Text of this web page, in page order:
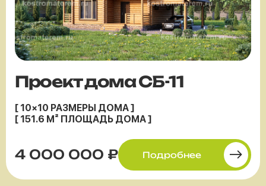
Проект дома СБ-11
[ 10×10 РАЗМЕРЫ ДОМА ]
[ 151.6 М² ПЛОЩАДЬ ДОМА ]
4 000 000 ₽ Подробнее